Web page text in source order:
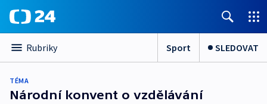
Rubriky Sport SLEDOVAT
TÉMA
Národní konvent o vzdělávání